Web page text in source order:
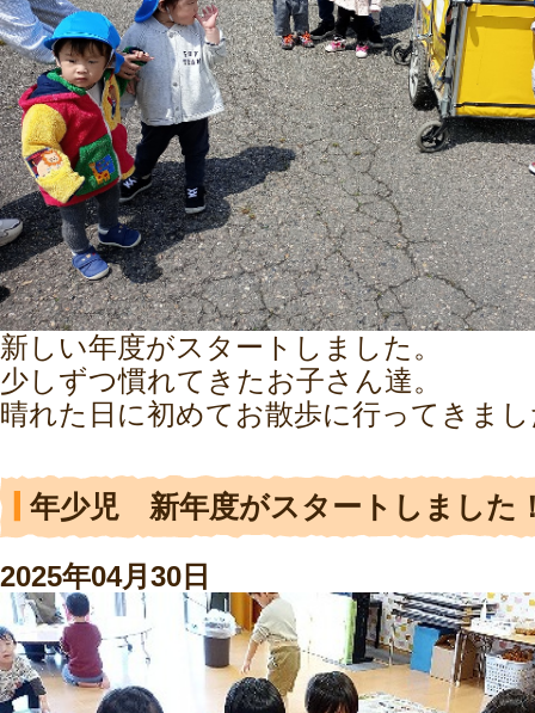
新しい年度がスタートしました。
少しずつ慣れてきたお子さん達。
晴れた日に初めてお散歩に行ってきま
年少児 新年度がスタートしまし
2025年04月30日